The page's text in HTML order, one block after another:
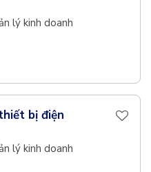
lý kinh doanh
bị điện
lý kinh doanh